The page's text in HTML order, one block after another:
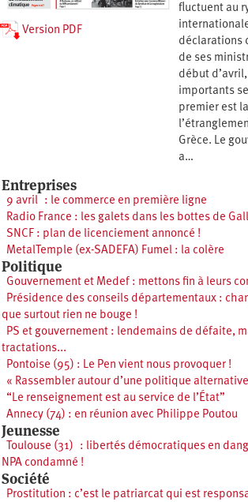
fluctuent au
déclarations
de ses
début
importants
premier est
Grèce. Le
a…
Version PDF
Entreprises
9 avril : le commerce en première ligne
Radio France : les galets dans les bottes de
SNCF : plan de licenciement annoncé !
MetalTemple (ex-SADEFA) Fumel : la colère
Politique
Gouvernement et Medef : mettons fin à leurs
Présidence des conseils départementaux :
que surtout rien ne bouge !
PS et gouvernement : lendemains de défaite,
tractations...
Pontoise (95) : Le Pen vient nous provoquer !
« Rassembler autour d’une politique
“Le renseignement est au service de l’État”
Annecy (74) : en réunion avec Philippe Poutou
Jeunesse
Toulouse (31) : libertés démocratiques en
NPA condamné !
Société
Prostitution : c’est le patriarcat qui est